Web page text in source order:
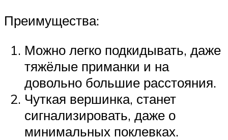
Преимущества:
Можно легко подкидывать, даже
тяжёлые приманки и на
довольно большие расстояния.
Чуткая вершинка, станет
сигнализировать, даже о
минимальных поклевках.